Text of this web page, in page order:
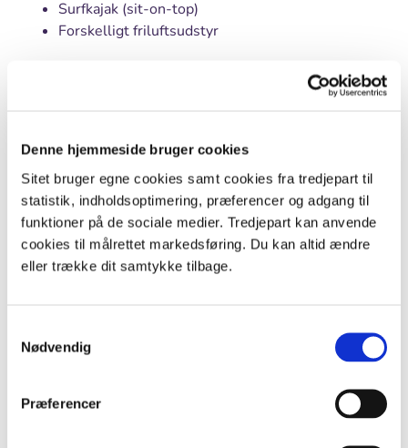
Denne hjemmeside bruger cookies
Sitet bruger egne cookies samt cookies fra tredjepart til
statistik, indholdsoptimering, præferencer og adgang til
funktioner på de sociale medier. Tredjepart kan anvende
cookies til målrettet markedsføring. Du kan altid ændre
eller trække dit samtykke tilbage.
Nødvendig
Præferencer
Surfkajak (sit-on-top)
Forskelligt friluftsudstyr
–